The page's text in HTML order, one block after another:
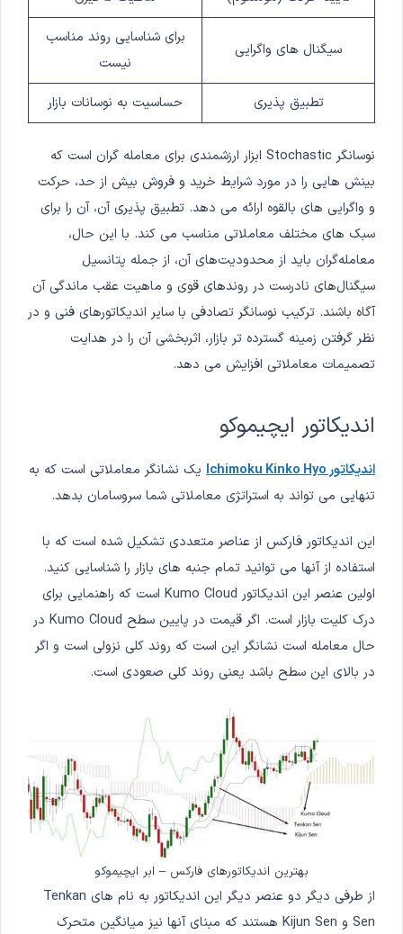
سیگنال های واگرایی
برای شناسایی روند مناسب
نیست
تطبیق پذیری
حساسیت به نوسانات بازار
نوسانگر Stochastic ابزار ارزشمندی برای معامله گران است که
بینش هایی را در مورد شرایط خرید و فروش بیش از حد، حرکت
و واگرایی های بالقوه ارائه می دهد. تطبیق پذیری آن، آن را برای
سبک های مختلف معاملاتی مناسب می کند. با این حال،
معامله‌گران باید از محدودیت‌های آن، از جمله پتانسیل
سیگنال‌های نادرست در روندهای قوی و ماهیت عقب ماندگی آن
آگاه باشند. ترکیب نوسانگر تصادفی با سایر اندیکاتورهای فنی و در
نظر گرفتن زمینه گسترده تر بازار، اثربخشی آن را در هدایت
تصمیمات معاملاتی افزایش می دهد.
اندیکاتور ایچیموکو
اندیکاتور Ichimoku Kinko Hyo
یک نشانگر معاملاتی است که به
تنهایی می تواند به استراتژی معاملاتی شما سروسامان بدهد.
این اندیکاتور فارکس از عناصر متعددی تشکیل شده است که با
استفاده از آنها می توانید تمام جنبه های بازار را شناسایی کنید.
اولین عنصر این اندیکاتور Kumo Cloud است که راهنمایی برای
درک کلیت بازار است. اگر قیمت در پایین سطح Kumo Cloud در
حال معامله است نشانگر این است که روند کلی نزولی است و اگر
در بالای این سطح باشد یعنی روند کلی صعودی است.
بهترین اندیکاتورهای فارکس – ابر ایچیموکو
از طرفی دیگر دو عنصر دیگر این اندیکاتور به نام های Tenkan
Sen و Kijun Sen هستند که مبنای آنها نیز میانگین متحرک